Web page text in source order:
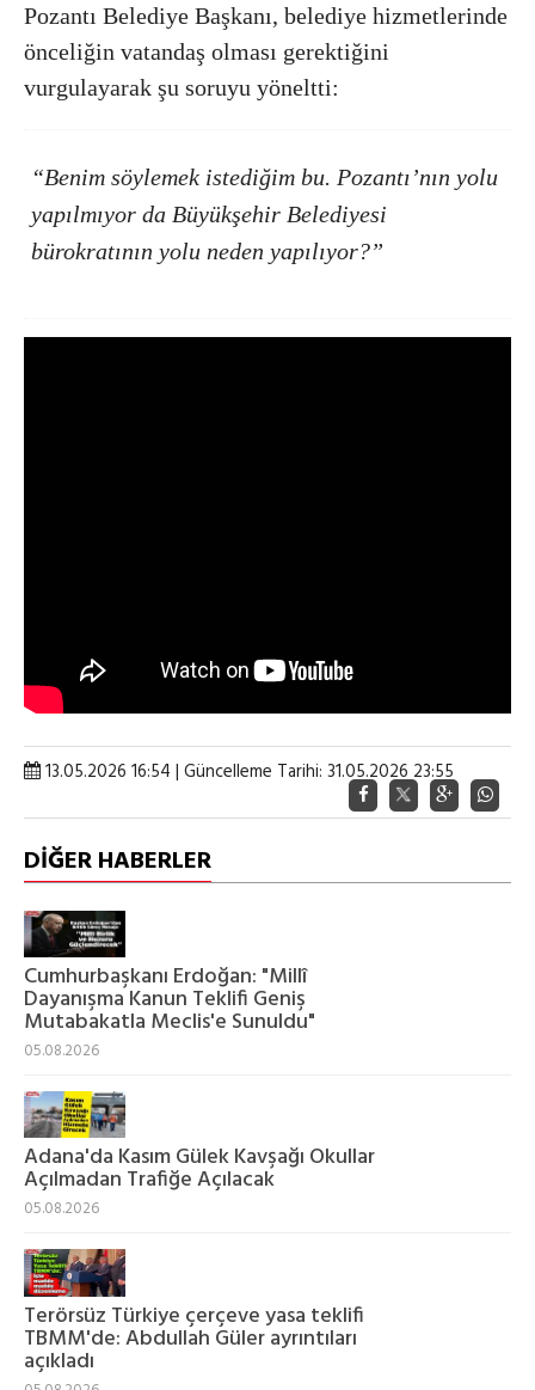
Pozantı Belediye Başkanı, belediye hizmetlerinde
önceliğin vatandaş olması gerektiğini
vurgulayarak şu soruyu yöneltti:
“Benim söylemek istediğim bu. Pozantı’nın yolu
yapılmıyor da Büyükşehir Belediyesi
bürokratının yolu neden yapılıyor?”
13.05.2026 16:54 | Güncelleme Tarihi: 31.05.2026 23:55
DİĞER HABERLER
Cumhurbaşkanı Erdoğan: "Millî
Dayanışma Kanun Teklifi Geniş
Mutabakatla Meclis'e Sunuldu"
05.08.2026
Adana'da Kasım Gülek Kavşağı Okullar
Açılmadan Trafiğe Açılacak
05.08.2026
Terörsüz Türkiye çerçeve yasa teklifi
TBMM'de: Abdullah Güler ayrıntıları
açıkladı